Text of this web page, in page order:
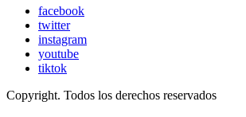
facebook
twitter
instagram
youtube
tiktok
Copyright. Todos los derechos reservados